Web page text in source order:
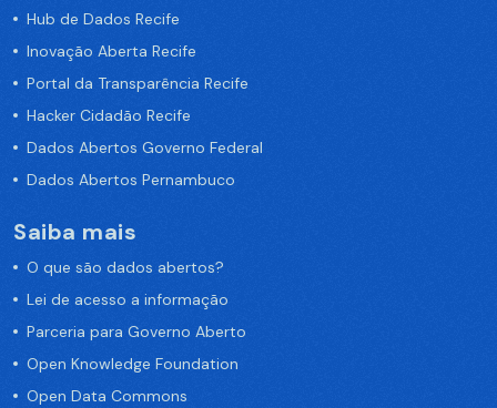
Hub de Dados Recife
Inovação Aberta Recife
Portal da Transparência Recife
Hacker Cidadão Recife
Dados Abertos Governo Federal
Dados Abertos Pernambuco
Saiba mais
O que são dados abertos?
Lei de acesso a informação
Parceria para Governo Aberto
Open Knowledge Foundation
Open Data Commons